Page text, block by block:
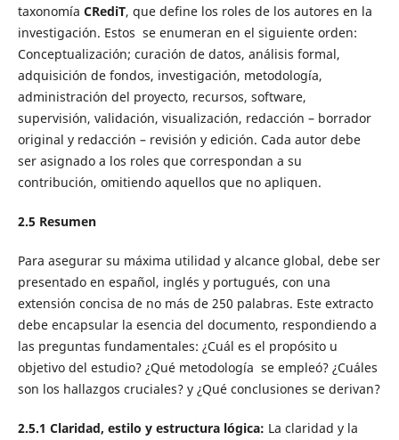
taxonomía CRediT, que define los roles de los autores en la
investigación. Estos se enumeran en el siguiente orden:
Conceptualización; curación de datos, análisis formal,
adquisición de fondos, investigación, metodología,
administración del proyecto, recursos, software,
supervisión, validación, visualización, redacción – borrador
original y redacción – revisión y edición. Cada autor debe
ser asignado a los roles que correspondan a su
contribución, omitiendo aquellos que no apliquen.
2.5 Resumen
Para asegurar su máxima utilidad y alcance global, debe ser
presentado en español, inglés y portugués, con una
extensión concisa de no más de 250 palabras. Este extracto
debe encapsular la esencia del documento, respondiendo a
las preguntas fundamentales: ¿Cuál es el propósito u
objetivo del estudio? ¿Qué metodología se empleó? ¿Cuáles
son los hallazgos cruciales? y ¿Qué conclusiones se derivan?
2.5.1 Claridad, estilo y estructura lógica: La claridad y la